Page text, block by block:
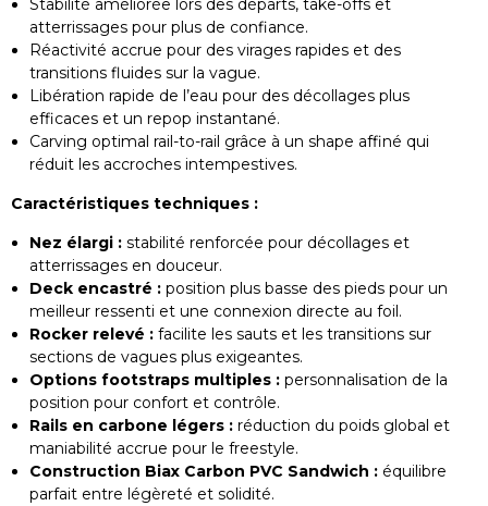
Stabilité améliorée lors des départs, take-offs et
atterrissages pour plus de confiance.
Réactivité accrue pour des virages rapides et des
transitions fluides sur la vague.
Libération rapide de l’eau pour des décollages plus
efficaces et un repop instantané.
Carving optimal rail-to-rail grâce à un shape affiné qui
réduit les accroches intempestives.
Caractéristiques techniques :
Nez élargi : stabilité renforcée pour décollages et
atterrissages en douceur.
Deck encastré : position plus basse des pieds pour un
meilleur ressenti et une connexion directe au foil.
Rocker relevé : facilite les sauts et les transitions sur
sections de vagues plus exigeantes.
Options footstraps multiples : personnalisation de la
position pour confort et contrôle.
Rails en carbone légers : réduction du poids global et
maniabilité accrue pour le freestyle.
Construction Biax Carbon PVC Sandwich : équilibre
parfait entre légèreté et solidité.